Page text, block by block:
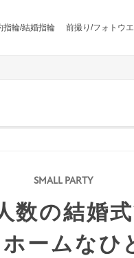
指輪/結婚指輪 前撮り/フォトウ
数の結婚
ームなひ